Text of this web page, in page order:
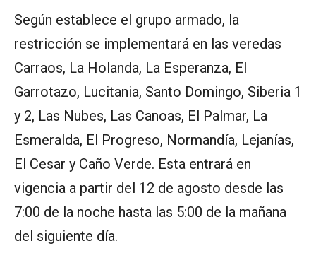
Según establece el grupo armado, la
restricción se implementará en las veredas
Carraos, La Holanda, La Esperanza, El
Garrotazo, Lucitania, Santo Domingo, Siberia 1
y 2, Las Nubes, Las Canoas, El Palmar, La
Esmeralda, El Progreso, Normandía, Lejanías,
El Cesar y Caño Verde. Esta entrará en
vigencia a partir del 12 de agosto desde las
7:00 de la noche hasta las 5:00 de la mañana
del siguiente día.